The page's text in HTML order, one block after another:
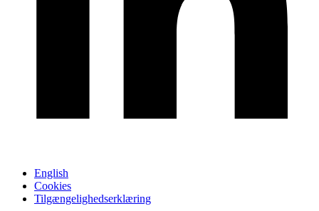
English
Cookies
Tilgængelighedserklæring